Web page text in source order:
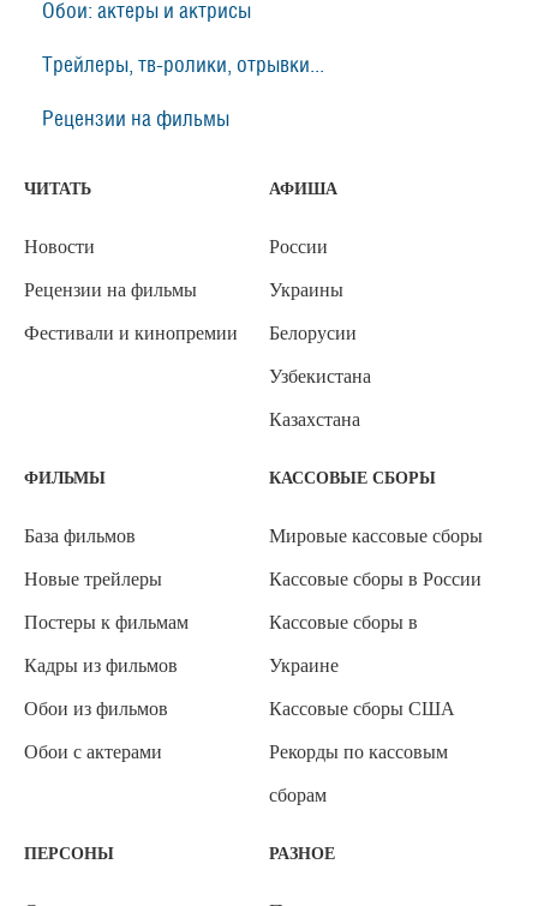
Обои: актеры и актрисы
Трейлеры, тв-ролики, отрывки...
Рецензии на фильмы
ЧИТАТЬ
Новости
Рецензии на фильмы
Фестивали и кинопремии
АФИША
России
Украины
Белорусии
Узбекистана
Казахстана
ФИЛЬМЫ
База фильмов
Новые трейлеры
Постеры к фильмам
Кадры из фильмов
Обои из фильмов
Обои с актерами
КАССОВЫЕ СБОРЫ
Мировые кассовые сборы
Кассовые сборы в России
Кассовые сборы в
Украине
Кассовые сборы США
Рекорды по кассовым
сборам
ПЕРСОНЫ РАЗНОЕ